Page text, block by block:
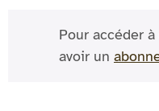
Pour accéder
avoir un